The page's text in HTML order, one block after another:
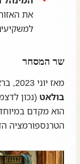
את
שר המסחר
מאז יוני 2023, בראש המשרד עומד
בולאט
הוא מקדם במיוחד
הטרנספורמציה